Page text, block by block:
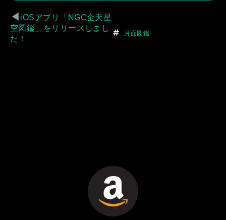
◀ iOSアプリ「NGC全天星
空図鑑」をリリースしまし
た！
月面図鑑